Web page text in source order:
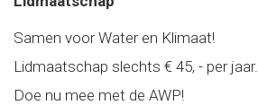
Samen voor Water en Klimaat!
Lidmaatschap slechts € 45, - per jaar.
Doe nu mee met de AWP!